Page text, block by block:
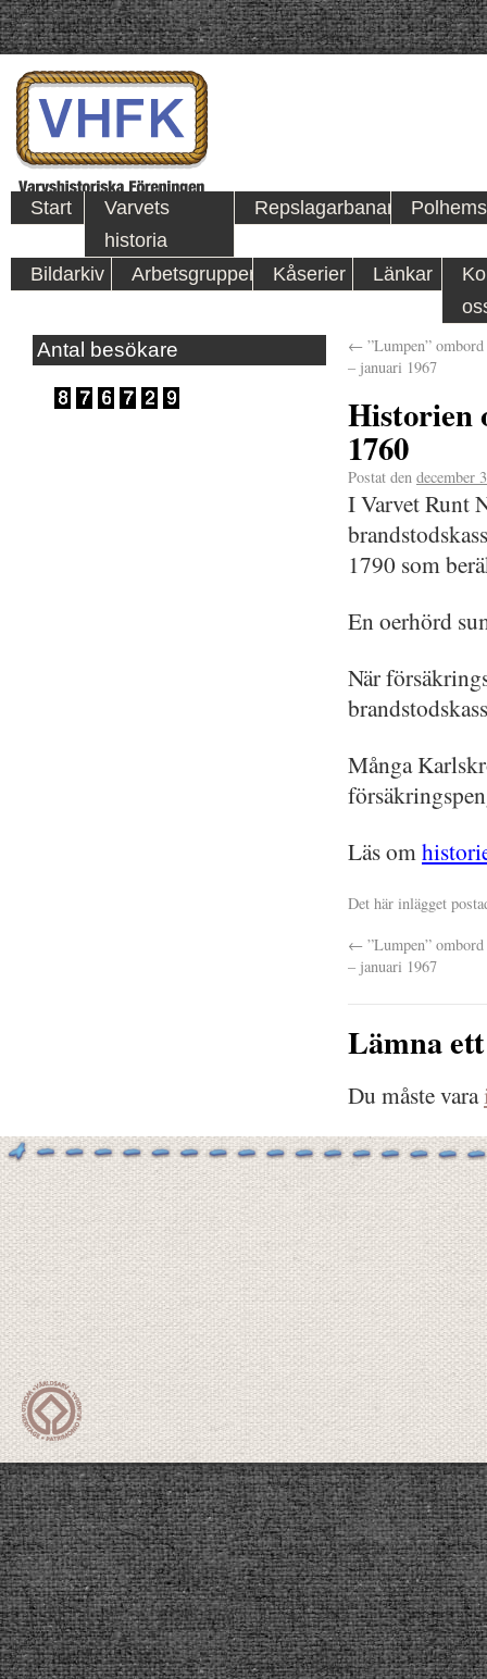
Start
Varvets
historia
Repslagarbanan
Bildarkiv Arbetsgrupper Kåserier Länkar
Antal besökare ← ”Lumpen”
– januari 1967
Historien
1760
Postat den december
I Varvet Runt
1790 som
En oerhörd
När
Många
Läs om
Det här inlägget
← ”Lumpen”
– januari 1967
Lämna
Du måste vara